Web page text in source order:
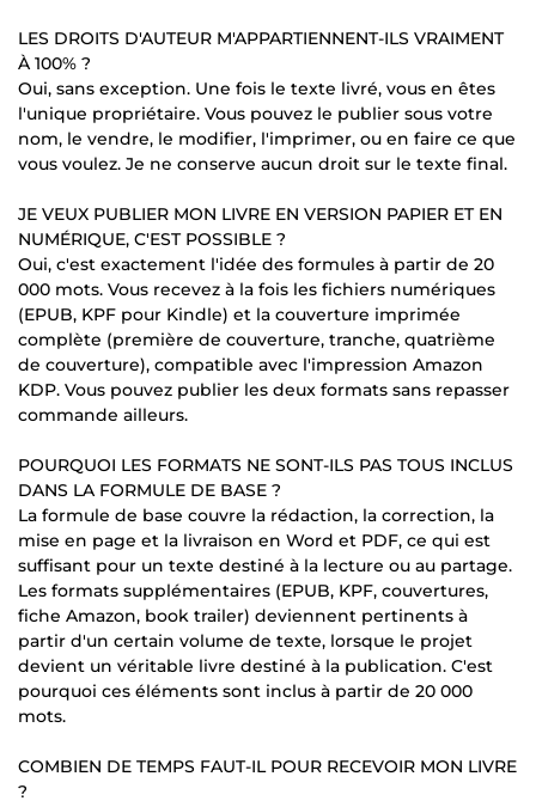
LES DROITS D'AUTEUR M'APPARTIENNENT-ILS VRAIMENT
À 100% ?
Oui, sans exception. Une fois le texte livré, vous en êtes
l'unique propriétaire. Vous pouvez le publier sous votre
nom, le vendre, le modifier, l'imprimer, ou en faire ce que
vous voulez. Je ne conserve aucun droit sur le texte final.
JE VEUX PUBLIER MON LIVRE EN VERSION PAPIER ET EN
NUMÉRIQUE, C'EST POSSIBLE ?
Oui, c'est exactement l'idée des formules à partir de 20
000 mots. Vous recevez à la fois les fichiers numériques
(EPUB, KPF pour Kindle) et la couverture imprimée
complète (première de couverture, tranche, quatrième
de couverture), compatible avec l'impression Amazon
KDP. Vous pouvez publier les deux formats sans repasser
commande ailleurs.
POURQUOI LES FORMATS NE SONT-ILS PAS TOUS INCLUS
DANS LA FORMULE DE BASE ?
La formule de base couvre la rédaction, la correction, la
mise en page et la livraison en Word et PDF, ce qui est
suffisant pour un texte destiné à la lecture ou au partage.
Les formats supplémentaires (EPUB, KPF, couvertures,
fiche Amazon, book trailer) deviennent pertinents à
partir d'un certain volume de texte, lorsque le projet
devient un véritable livre destiné à la publication. C'est
pourquoi ces éléments sont inclus à partir de 20 000
mots.
COMBIEN DE TEMPS FAUT-IL POUR RECEVOIR MON LIVRE
?